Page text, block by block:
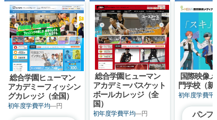
総合学園ヒューマン
アカデミーフィッシン
グカレッジ（全国）
初年度学費平均―円
総合学園ヒューマン
アカデミーバスケット
ボールカレッジ（全
国）
初年度学費平均―円
国際映像
門学校（新
初年度学費平
パンフ